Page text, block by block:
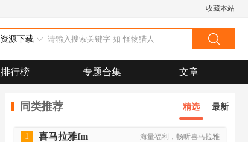
收藏本站
资源下载
排行榜 专题合集 文章
同类推荐 精选 最新
1 喜马拉雅fm 海量福利，畅听喜马拉雅